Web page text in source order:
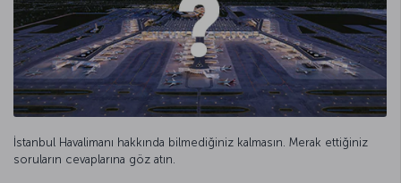
İstanbul Havalimanı hakkında bilmediğiniz kalmasın. Merak ettiğiniz
soruların cevaplarına göz atın.